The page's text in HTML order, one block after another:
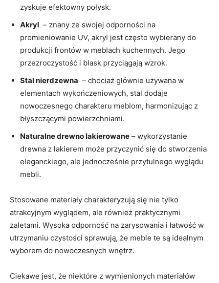
⁤zyskuje efektowny połysk.
Akryl ⁢ – znany ⁣ze swojej ⁢odporności na
promieniowanie UV, akryl jest często wybierany​ do
⁣produkcji ⁤frontów ⁣w meblach kuchennych. Jego
przezroczystość i blask przyciągają wzrok.
Stal ​nierdzewna ⁣ – chociaż głównie używana w
elementach wykończeniowych,⁢ stal dodaje
nowoczesnego charakteru ⁢meblom, ⁣harmonizując z⁤
błyszczącymi powierzchniami.
Naturalne drewno lakierowane – wykorzystanie
drewna z lakierem może przyczynić​ się​ do stworzenia
eleganckiego, ale jednocześnie przytulnego wyglądu​
mebli.
Stosowane materiały ‌charakteryzują ​się ‍nie tylko
atrakcyjnym wyglądem,⁤ ale również⁤ praktycznymi
zaletami. Wysoka odporność na⁣ zarysowania i łatwość w
‌utrzymaniu czystości‍ sprawują, że meble te⁣ są ⁣idealnym
wyborem do nowoczesnych wnętrz.
Ciekawe jest, że ​niektóre ​z ⁢wymienionych materiałów